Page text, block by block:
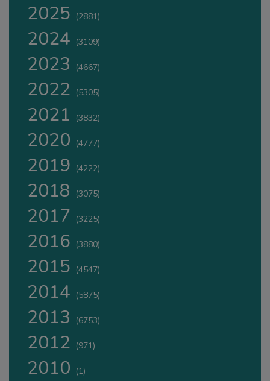
2025 (2881)
2024 (3109)
2023 (4667)
2022 (5305)
2021 (3832)
2020 (4777)
2019 (4222)
2018 (3075)
2017 (3225)
2016 (3880)
2015 (4547)
2014 (5875)
2013 (6753)
2012 (971)
2010 (1)